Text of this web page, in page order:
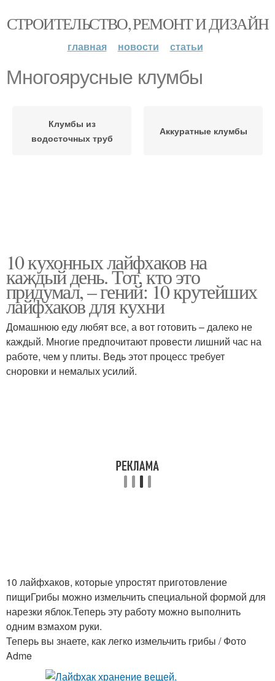
СТРОИТЕЛЬСТВО, РЕМОНТ И ДИЗАЙН
главная новости статьи
Многоярусные клумбы
Клумбы из
водосточных труб
Аккуратные клумбы
10 кухонных лайфхаков на
каждый день. Тот, кто это
придумал, – гений: 10 крутейших
лайфхаков для кухни
Домашнюю еду любят все, а вот готовить – далеко не
каждый. Многие предпочитают провести лишний час на
работе, чем у плиты. Ведь этот процесс требует
сноровки и немалых усилий.
10 лайфхаков, которые упростят приготовление
пищиГрибы можно измельчить специальной формой для
нарезки яблок.Теперь эту работу можно выполнить
одним взмахом руки.
Теперь вы знаете, как легко измельчить грибы / Фото
Adme